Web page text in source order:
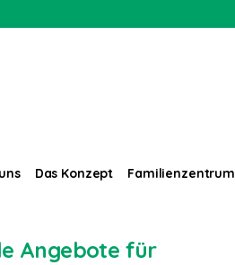
Das Konzept Familienzentrum
Angebote für